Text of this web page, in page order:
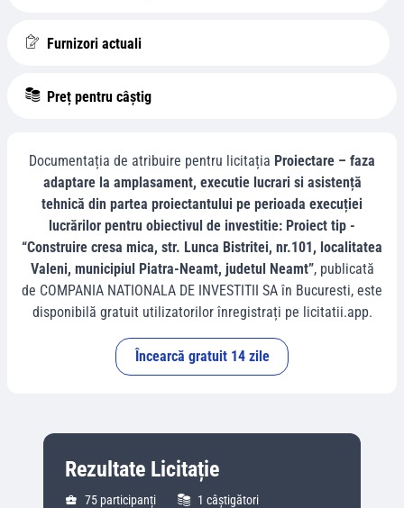
Furnizori actuali
Preț pentru câștig
Documentația de atribuire pentru licitația Proiectare – faza
adaptare la amplasament, executie lucrari si asistență
tehnică din partea proiectantului pe perioada execuției
lucrărilor pentru obiectivul de investitie: Proiect tip -
“Construire cresa mica, str. Lunca Bistritei, nr.101, localitatea
Valeni, municipiul Piatra-Neamt, judetul Neamt”, publicată
de COMPANIA NATIONALA DE INVESTITII SA în Bucuresti, este
disponibilă gratuit utilizatorilor înregistrați pe licitatii.app.
Încearcă gratuit 14 zile
Rezultate Licitație
75 participanți 1 câștigători